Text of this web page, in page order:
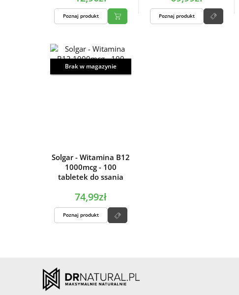
Poznaj produkt Poznaj produkt
Brak w magazynie
Solgar - Witamina B12
1000mcg - 100
tabletek do ssania
74,99zł
Poznaj produkt